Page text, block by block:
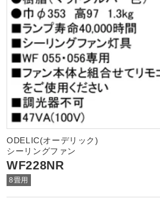
ODELIC(オーデリック)
シーリングファン
WF228NR
8畳用